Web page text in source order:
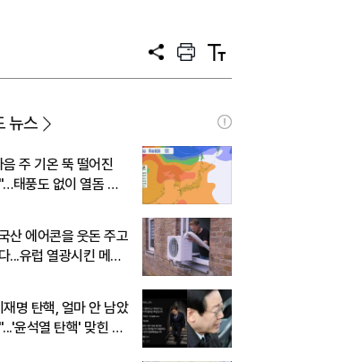
공
프
트
텍
트
뉴스
주 기온 뚝 떨어진
태풍도 없이 열돔 박
산 에어콘을 웃돈 주고
...유럽 열광시킨 메이
명 탄핵, 얼마 안 남았
윤석열 탄핵' 맞힌 무